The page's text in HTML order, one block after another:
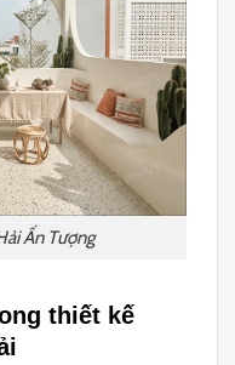
Ấn Tượng
thiết kế